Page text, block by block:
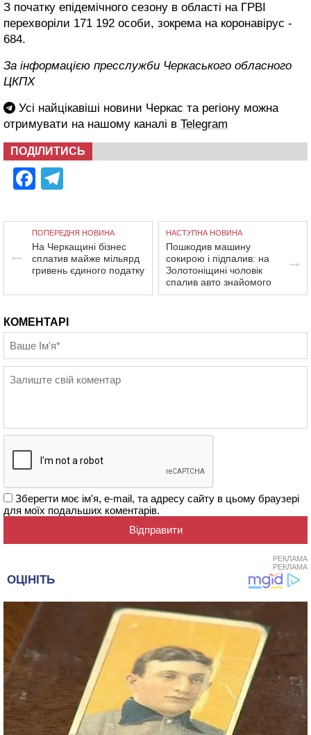
З початку епідемічного сезону в області на ГРВІ
перехворіли 171 192 особи, зокрема на коронавірус -
684.
За інформацією пресслужби Черкаського обласного
ЦКПХ
Усі найцікавіші новини Черкас та регіону можна
отримувати на нашому каналі в Telegram
ПОДІЛИТИСЬ
Facebook
ПОПЕРЕДНЯ НОВИНА
На Черкащині бізнес
сплатив майже мільярд
гривень єдиного податку
НАСТУПНА НОВИНА
Пошкодив машину
сокирою і підпалив: на
Золотоніщині чоловік
спалив авто знайомого
КОМЕНТАРІ
Зберегти моє ім'я, e-mail, та адресу сайту в цьому браузері
для моїх подальших коментарів.
РЕКЛАМА
РЕКЛАМА